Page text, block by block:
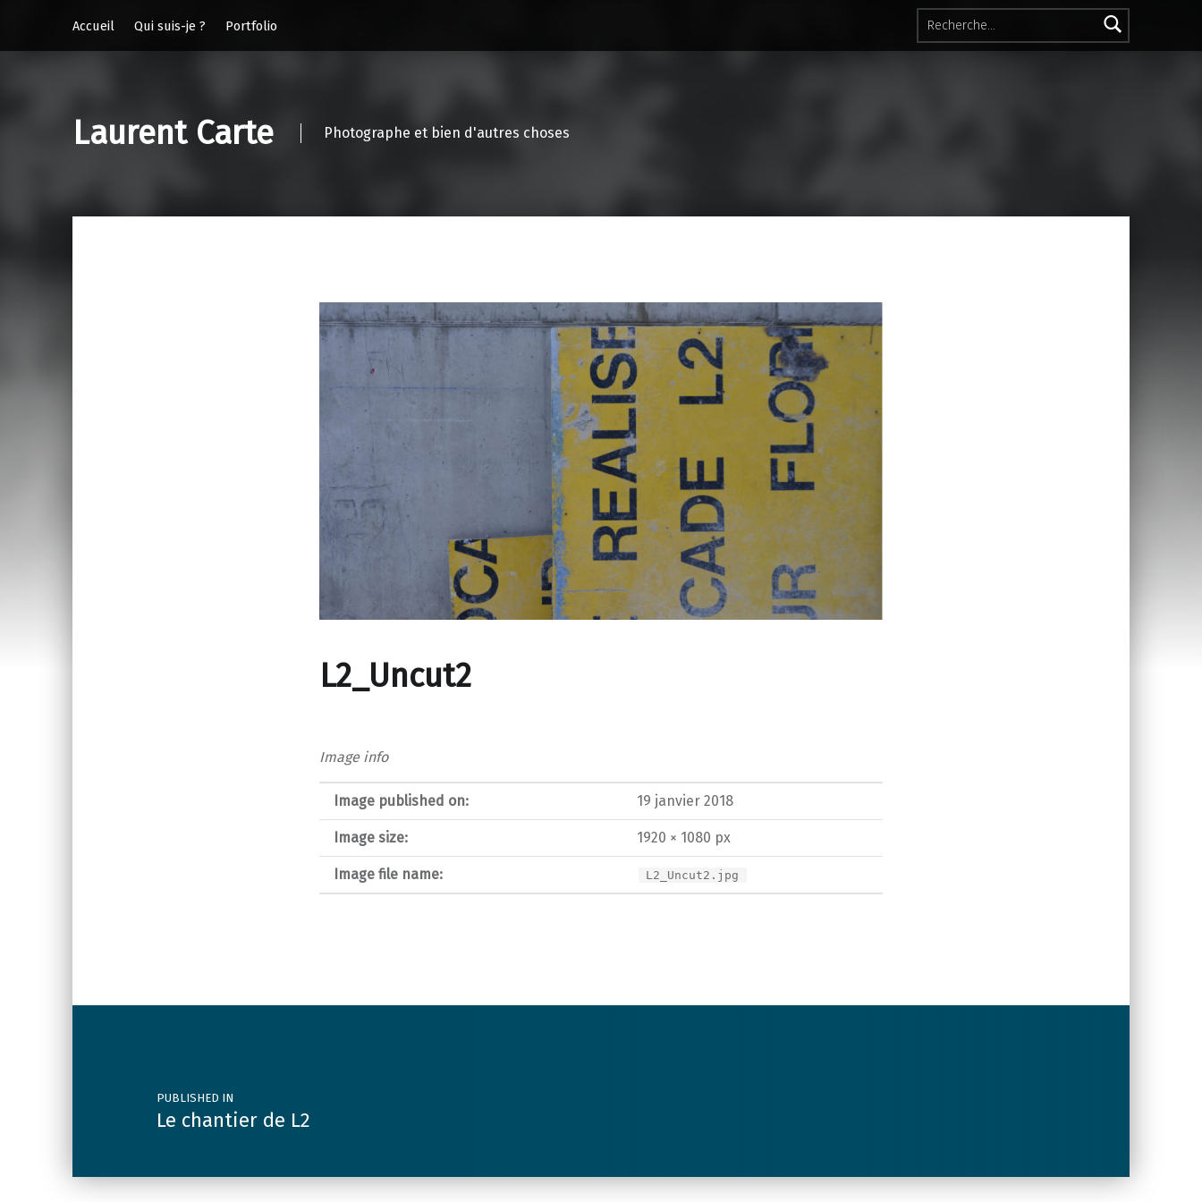
Rechercher :
Accueil
Qui suis-je ? Portfolio
Laurent Carte Photographe et bien d'autres choses
L2_Uncut2
Image info
Image published on: 19 janvier 2018
Image size: 1920 × 1080 px
Image file name: L2_Uncut2.jpg
Post navigation
PUBLISHED IN
Le chantier de L2